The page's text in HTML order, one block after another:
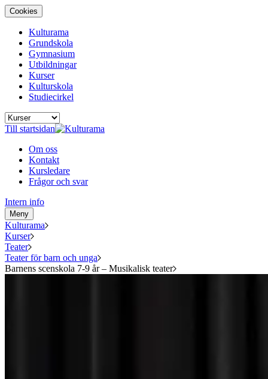
Cookies
Kulturama
Grundskola
Gymnasium
Utbildningar
Kurser
Kulturskola
Studiecirkel
Till startsidan
Om oss
Kontakt
Kursledare
Frågor och svar
Intern info
Meny
Kulturama
Kurser
Teater
Teater för barn och unga
Barnens scenskola 7-9 år – Musikalisk teater